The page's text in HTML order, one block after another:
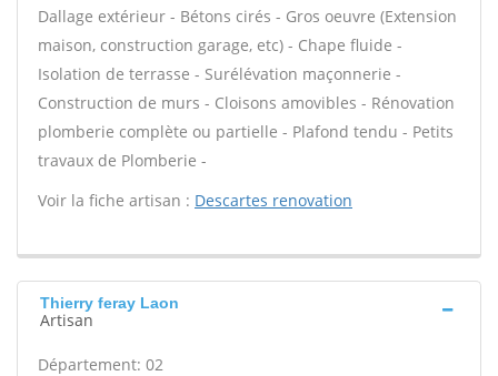
Dallage extérieur - Bétons cirés - Gros oeuvre (Extension
maison, construction garage, etc) - Chape fluide -
Isolation de terrasse - Surélévation maçonnerie -
Construction de murs - Cloisons amovibles - Rénovation
plomberie complète ou partielle - Plafond tendu - Petits
travaux de Plomberie -
Voir la fiche artisan : Descartes renovation
Thierry feray Laon
Artisan
Département: 02